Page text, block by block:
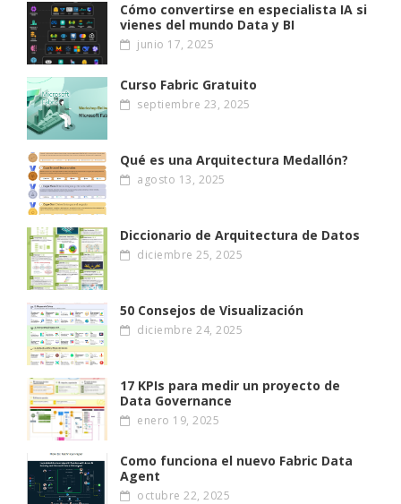
Cómo convertirse en especialista IA si
vienes del mundo Data y BI
junio 17, 2025
Curso Fabric Gratuito
septiembre 23, 2025
Qué es una Arquitectura Medallón?
agosto 13, 2025
Diccionario de Arquitectura de Datos
diciembre 25, 2025
50 Consejos de Visualización
diciembre 24, 2025
17 KPIs para medir un proyecto de
Data Governance
enero 19, 2025
Como funciona el nuevo Fabric Data
Agent
octubre 22, 2025